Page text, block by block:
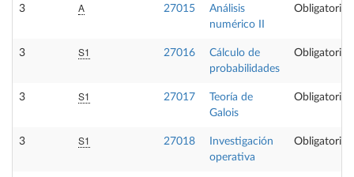
3 A 27015
Análisis
numérico II
Obligatoria
3 S1 27016
Cálculo de
probabilidades
Obligatoria
3 S1 27017
Teoría de
Galois
Obligatoria
3 S1 27018
Investigación
operativa
Obligatoria